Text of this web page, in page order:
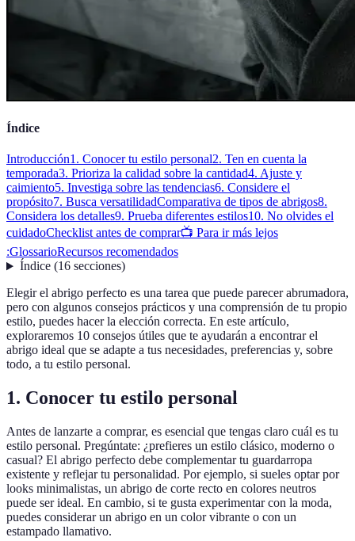
Índice
Introducción1. Conocer tu estilo personal2. Ten en cuenta la
temporada3. Prioriza la calidad sobre la cantidad4. Ajuste y
caimiento5. Investiga sobre las tendencias6. Considere el
propósito7. Busca versatilidadComparativa de tipos de abrigos8.
Considera los detalles9. Prueba diferentes estilos10. No olvides el
cuidadoChecklist antes de comprar📺 Para ir más lejos
:GlossarioRecursos recomendados
Índice(16 secciones)
Elegir el abrigo perfecto es una tarea que puede parecer abrumadora,
pero con algunos consejos prácticos y una comprensión de tu propio
estilo, puedes hacer la elección correcta. En este artículo,
exploraremos 10 consejos útiles que te ayudarán a encontrar el
abrigo ideal que se adapte a tus necesidades, preferencias y, sobre
todo, a tu estilo personal.
1. Conocer tu estilo personal
Antes de lanzarte a comprar, es esencial que tengas claro cuál es tu
estilo personal. Pregúntate: ¿prefieres un estilo clásico, moderno o
casual? El abrigo perfecto debe complementar tu guardarropa
existente y reflejar tu personalidad. Por ejemplo, si sueles optar por
looks minimalistas, un abrigo de corte recto en colores neutros
puede ser ideal. En cambio, si te gusta experimentar con la moda,
puedes considerar un abrigo en un color vibrante o con un
estampado llamativo.